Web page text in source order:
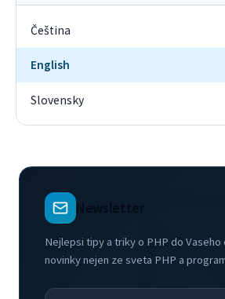
Čeština
English
Slovensky
Newsletter
Nejlepsi tipy a triky o PHP do Vaseho
novinky nejen ze sveta PHP a